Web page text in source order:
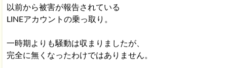
以前から被害が報告されている
LINEアカウントの乗っ取り。
一時期よりも騒動は収まりましたが、
完全に無くなったわけではありません。